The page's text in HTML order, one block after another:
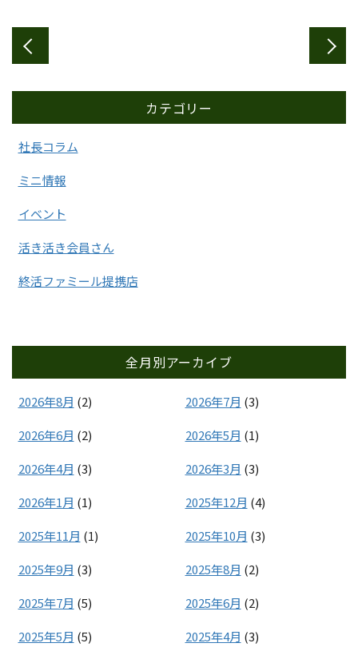
カテゴリー
社長コラム
ミニ情報
イベント
活き活き会員さん
終活ファミール提携店
全月別アーカイブ
2026年8月 (2) 2026年7月 (3)
2026年6月 (2) 2026年5月 (1)
2026年4月 (3) 2026年3月 (3)
2026年1月 (1) 2025年12月 (4)
2025年11月 (1) 2025年10月 (3)
2025年9月 (3) 2025年8月 (2)
2025年7月 (5) 2025年6月 (2)
2025年5月 (5) 2025年4月 (3)